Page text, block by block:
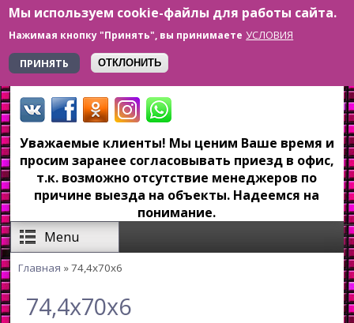
Мы используем cookie-файлы для работы сайта.
Нажимая кнопку "Принять", вы принимаете УСЛОВИЯ
ПРИНЯТЬ
ОТКЛОНИТЬ
Перейти к основному содержанию
+7 923 179-6-279
Уважаемые клиенты! Мы ценим Ваше время и
просим заранее согласовывать приезд в офис,
т.к. возможно отсутствие менеджеров по
причине выезда на объекты. Надеемся на
понимание.
Menu
Главная » 74,4x70x6
74,4x70x6